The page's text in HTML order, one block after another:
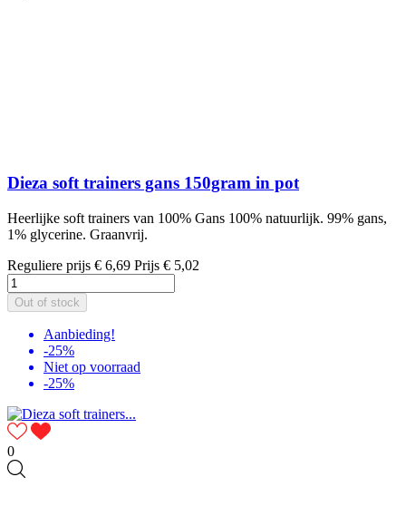
Dieza soft trainers gans 150gram in pot
Heerlijke soft trainers van 100% Gans 100% natuurlijk. 99% gans,
1% glycerine. Graanvrij.
Reguliere prijs € 6,69 Prijs € 5,02
Out of stock
Aanbieding!
-25%
Niet op voorraad
-25%
0